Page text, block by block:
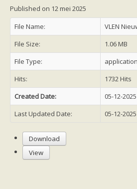
Limburg
Noord-Brabant
Overijssel
Zeeland
Vleermuizen en ziektes
Soortbescherming
Gebiedsbescherming
Vleermuisprotocol
Vleermuis advies en
Doe mee
vleermuiskasten kopen/
Meedoen
Published on 12 mei 2025
File Name:
VLEN
File Size:
1.06 MB
File Type:
Hits:
1732 Hits
Created Date:
05-12-2025
Last Updated Date:
05-12-2025
Download
View